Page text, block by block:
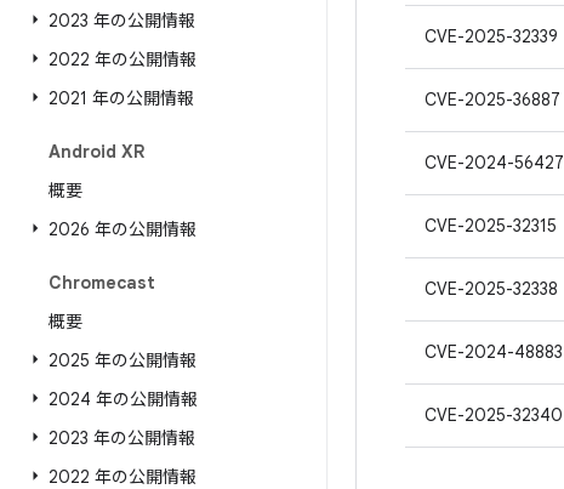
2023 年の公開情報
2022 年の公開情報
2021 年の公開情報
Android XR
概要
2026 年の公開情報
Chromecast
概要
2025 年の公開情報
2024 年の公開情報
2023 年の公開情報
2022 年の公開情報
CVE-2025-32339
CVE-2025-36887
CVE-2024-56427
CVE-2025-32315
CVE-2025-32338
CVE-2024-48883
CVE-2025-32340